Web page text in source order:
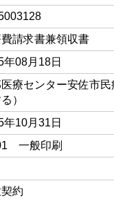
請求書兼領収書
年08月18日
療センター安佐市
）
年10月31日
一般印刷
約